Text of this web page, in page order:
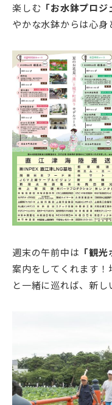
楽しむ 「お水鉢プロジ
やかな水鉢からは心身
週末の午前中は 「観
案内をしてくれます
と一緒に巡れば、新